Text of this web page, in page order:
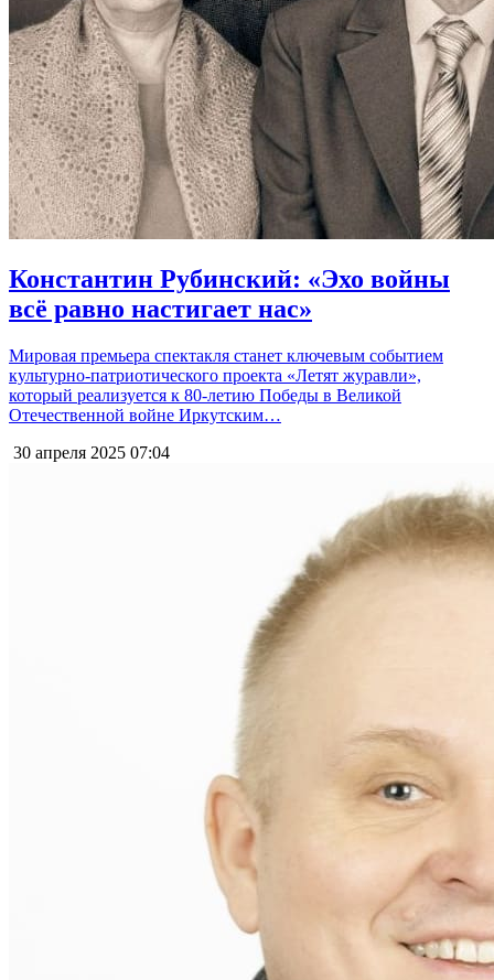
Константин Рубинский: «Эхо войны
всё равно настигает нас»
Мировая премьера спектакля станет ключевым событием
культурно-патриотического проекта «Летят журавли»,
который реализуется к 80-летию Победы в Великой
Отечественной войне Иркутским…
30 апреля 2025 07:04